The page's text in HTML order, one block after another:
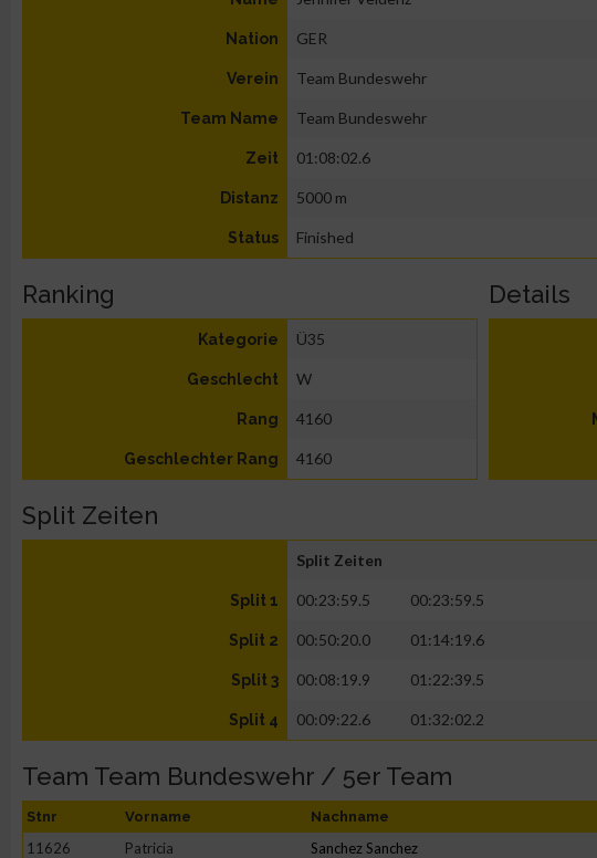
Nation GER
Verein Team Bundeswehr
Team Name Team Bundeswehr
Zeit 01:08:02.6
Distanz 5000 m
Status Finished
Ranking
Kategorie Ü35
Geschlecht W
Rang 4160
Geschlechter Rang 4160
Details
Split Zeiten
Split Zeiten
Split 1 00:23:59.5 00:23:59.5
Split 2 00:50:20.0 01:14:19.6
Split 3 00:08:19.9 01:22:39.5
Split 4 00:09:22.6 01:32:02.2
Team Team Bundeswehr / 5er Team
Stnr Vorname Nachname
11626 Patricia Sanchez Sanchez